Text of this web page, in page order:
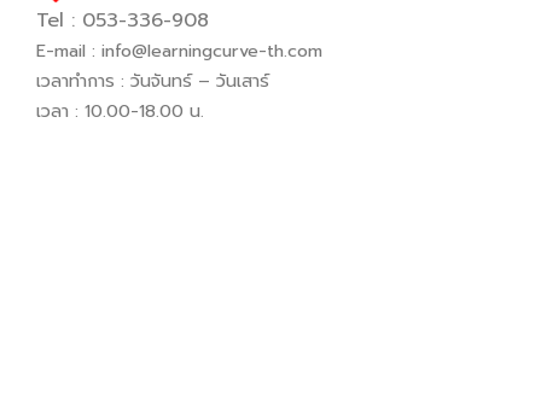
Tel : 053-336-908
E-mail : info@learningcurve-th.com
เวลาทำการ : วันจันทร์ – วันเสาร์
เวลา : 10.00-18.00 น.